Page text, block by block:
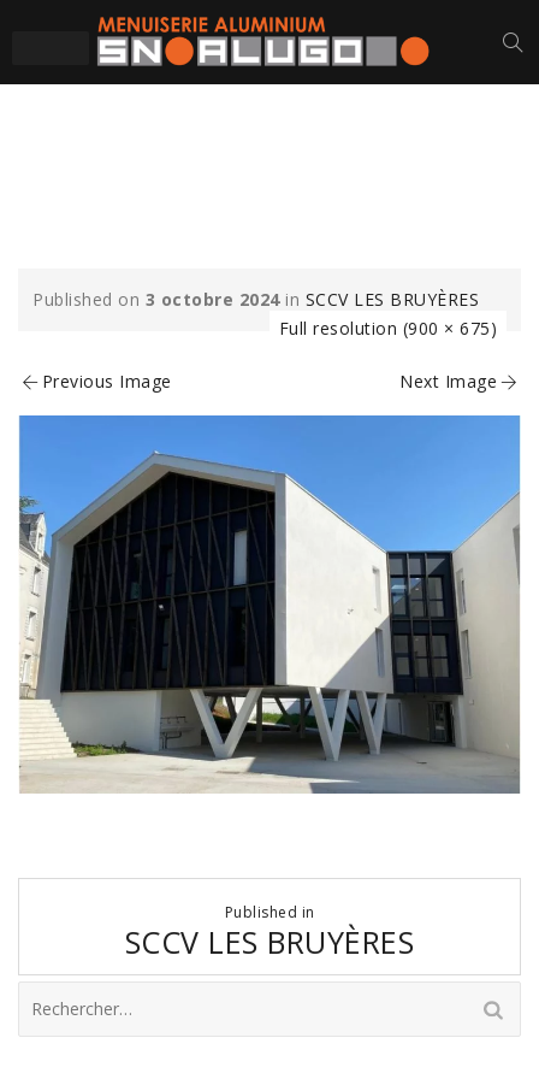
Published on 3 octobre 2024in SCCV LES BRUYÈRES
Full resolution (900 × 675)
Previous Image Next Image
l’article
Published in
SCCV LES BRUYÈRES